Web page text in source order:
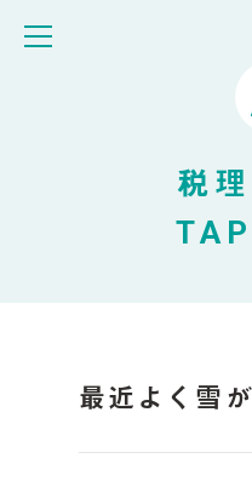
税
最近よく雪